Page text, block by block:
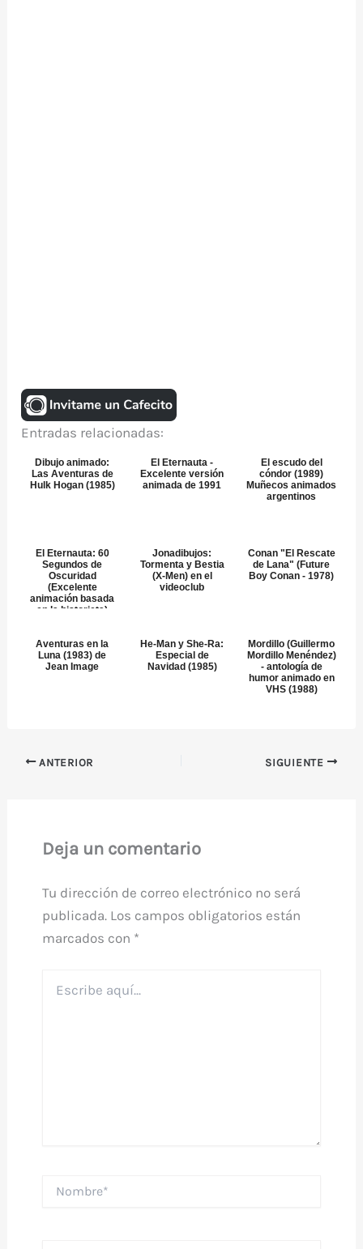
Entradas relacionadas:
Dibujo animado:
Las Aventuras de
Hulk Hogan (1985)
El Eternauta -
Excelente versión
animada de 1991
El escudo del
cóndor (1989)
Muñecos animados
argentinos
El Eternauta: 60
Segundos de
Oscuridad
(Excelente
animación basada
en la historieta)
Jonadibujos:
Tormenta y Bestia
(X-Men) en el
videoclub
Conan "El Rescate
de Lana" (Future
Boy Conan - 1978)
Aventuras en la
Luna (1983) de
Jean Image
He-Man y She-Ra:
Especial de
Navidad (1985)
Mordillo (Guillermo
Mordillo Menéndez)
- antología de
humor animado en
VHS (1988)
ANTERIOR SIGUIENTE
Deja un comentario
Tu dirección de correo electrónico no será
publicada. Los campos obligatorios están
marcados con *
aquí...